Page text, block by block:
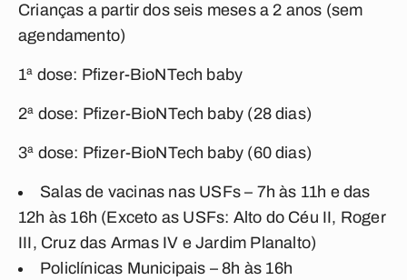
Crianças a partir dos seis meses a 2 anos (sem
agendamento)
1ª dose: Pfizer-BioNTech baby
2ª dose: Pfizer-BioNTech baby (28 dias)
3ª dose: Pfizer-BioNTech baby (60 dias)
Salas de vacinas nas USFs – 7h às 11h e das
12h às 16h (Exceto as USFs: Alto do Céu II, Roger
III, Cruz das Armas IV e Jardim Planalto)
Policlínicas Municipais – 8h às 16h